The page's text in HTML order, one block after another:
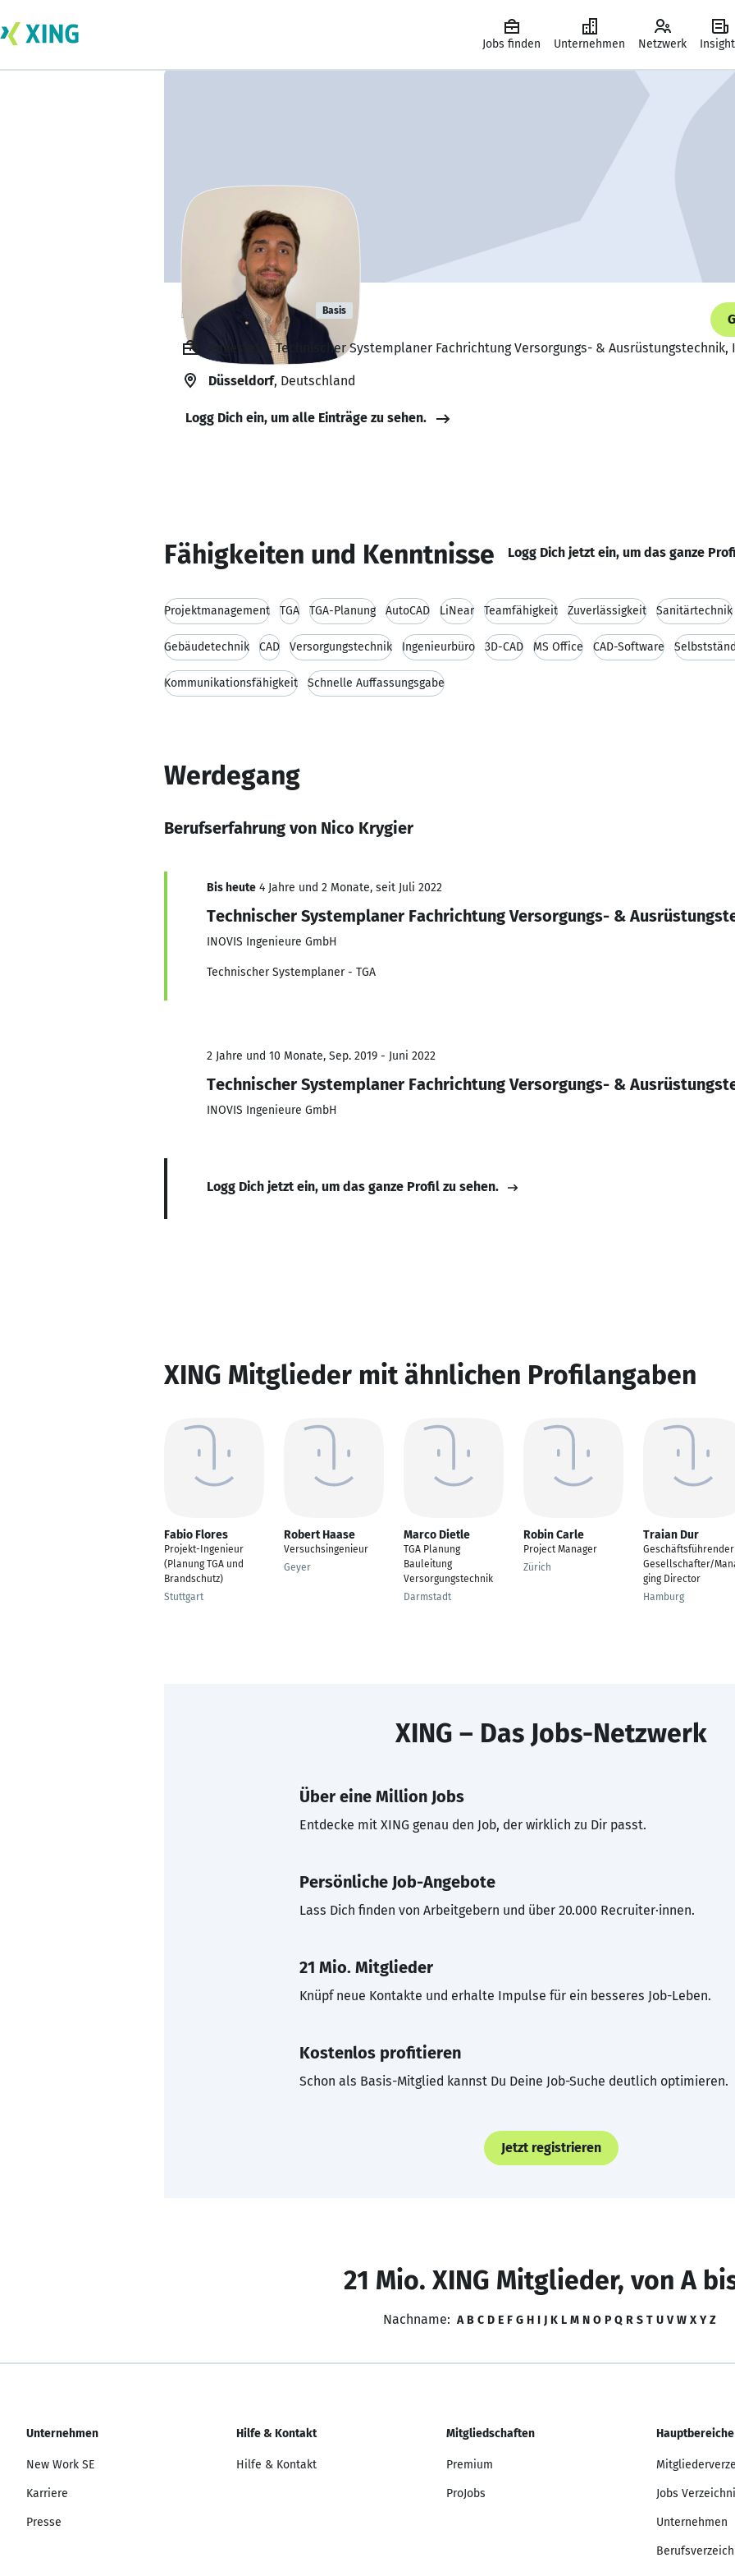
Jobs finden Unternehmen Netzwerk
Nico Krygier Basis
Angestellt, Technischer Systemplaner Fachrichtung Versorgungs- & Ausrüstungstechnik,
Düsseldorf, Deutschland
Logg Dich ein, um alle Einträge zu sehen.
Fähigkeiten und Kenntnisse Logg Dich jetzt ein, um das ganze
Projektmanagement TGA TGA-Planung AutoCAD LiNear Teamfähigkeit Zuverlässigkeit Sanitärtechnik
Gebäudetechnik CAD Versorgungstechnik Ingenieurbüro 3D-CAD MS Office CAD-Software
Kommunikationsfähigkeit Schnelle Auffassungsgabe
Werdegang
Berufserfahrung von Nico Krygier
Bis heute 4 Jahre und 2 Monate, seit Juli 2022
Technischer Systemplaner Fachrichtung Versorgungs- &
INOVIS Ingenieure GmbH
Technischer Systemplaner - TGA
2 Jahre und 10 Monate, Sep. 2019 - Juni 2022
Technischer Systemplaner Fachrichtung Versorgungs- &
INOVIS Ingenieure GmbH
Logg Dich jetzt ein, um das ganze Profil zu sehen.
XING Mitglieder mit ähnlichen Profilangaben
Fabio Flores
Projekt-Ingenieur
(Planung TGA und
Brandschutz)
Stuttgart
Robert Haase
Versuchsingenieur
Geyer
Marco Dietle
TGA Planung
Bauleitung
Versorgungstechnik
Darmstadt
Robin Carle
Project Manager
Zürich
Traian Dur
Geschäftsführender
Gesellschafter/
ging Director
Hamburg
XING – Das Jobs-Netzwerk
Über eine Million Jobs
Entdecke mit XING genau den Job, der wirklich zu Dir passt.
Persönliche Job-Angebote
Lass Dich finden von Arbeitgebern und über 20.000 Recruiter·innen.
21 Mio. Mitglieder
Knüpf neue Kontakte und erhalte Impulse für ein besseres Job-Leben.
Kostenlos profitieren
Schon als Basis-Mitglied kannst Du Deine Job-Suche deutlich optimieren.
Jetzt registrieren
21 Mio. XING Mitglieder, von A
Nachname: A B C D E F G H I J K L M N O P Q R S T U V W X Y Z
Unternehmen
New Work SE
Karriere
Presse
Hilfe & Kontakt
Hilfe & Kontakt
Mitgliedschaften
Premium
ProJobs
Hauptbereiche
Jobs
Unternehmen